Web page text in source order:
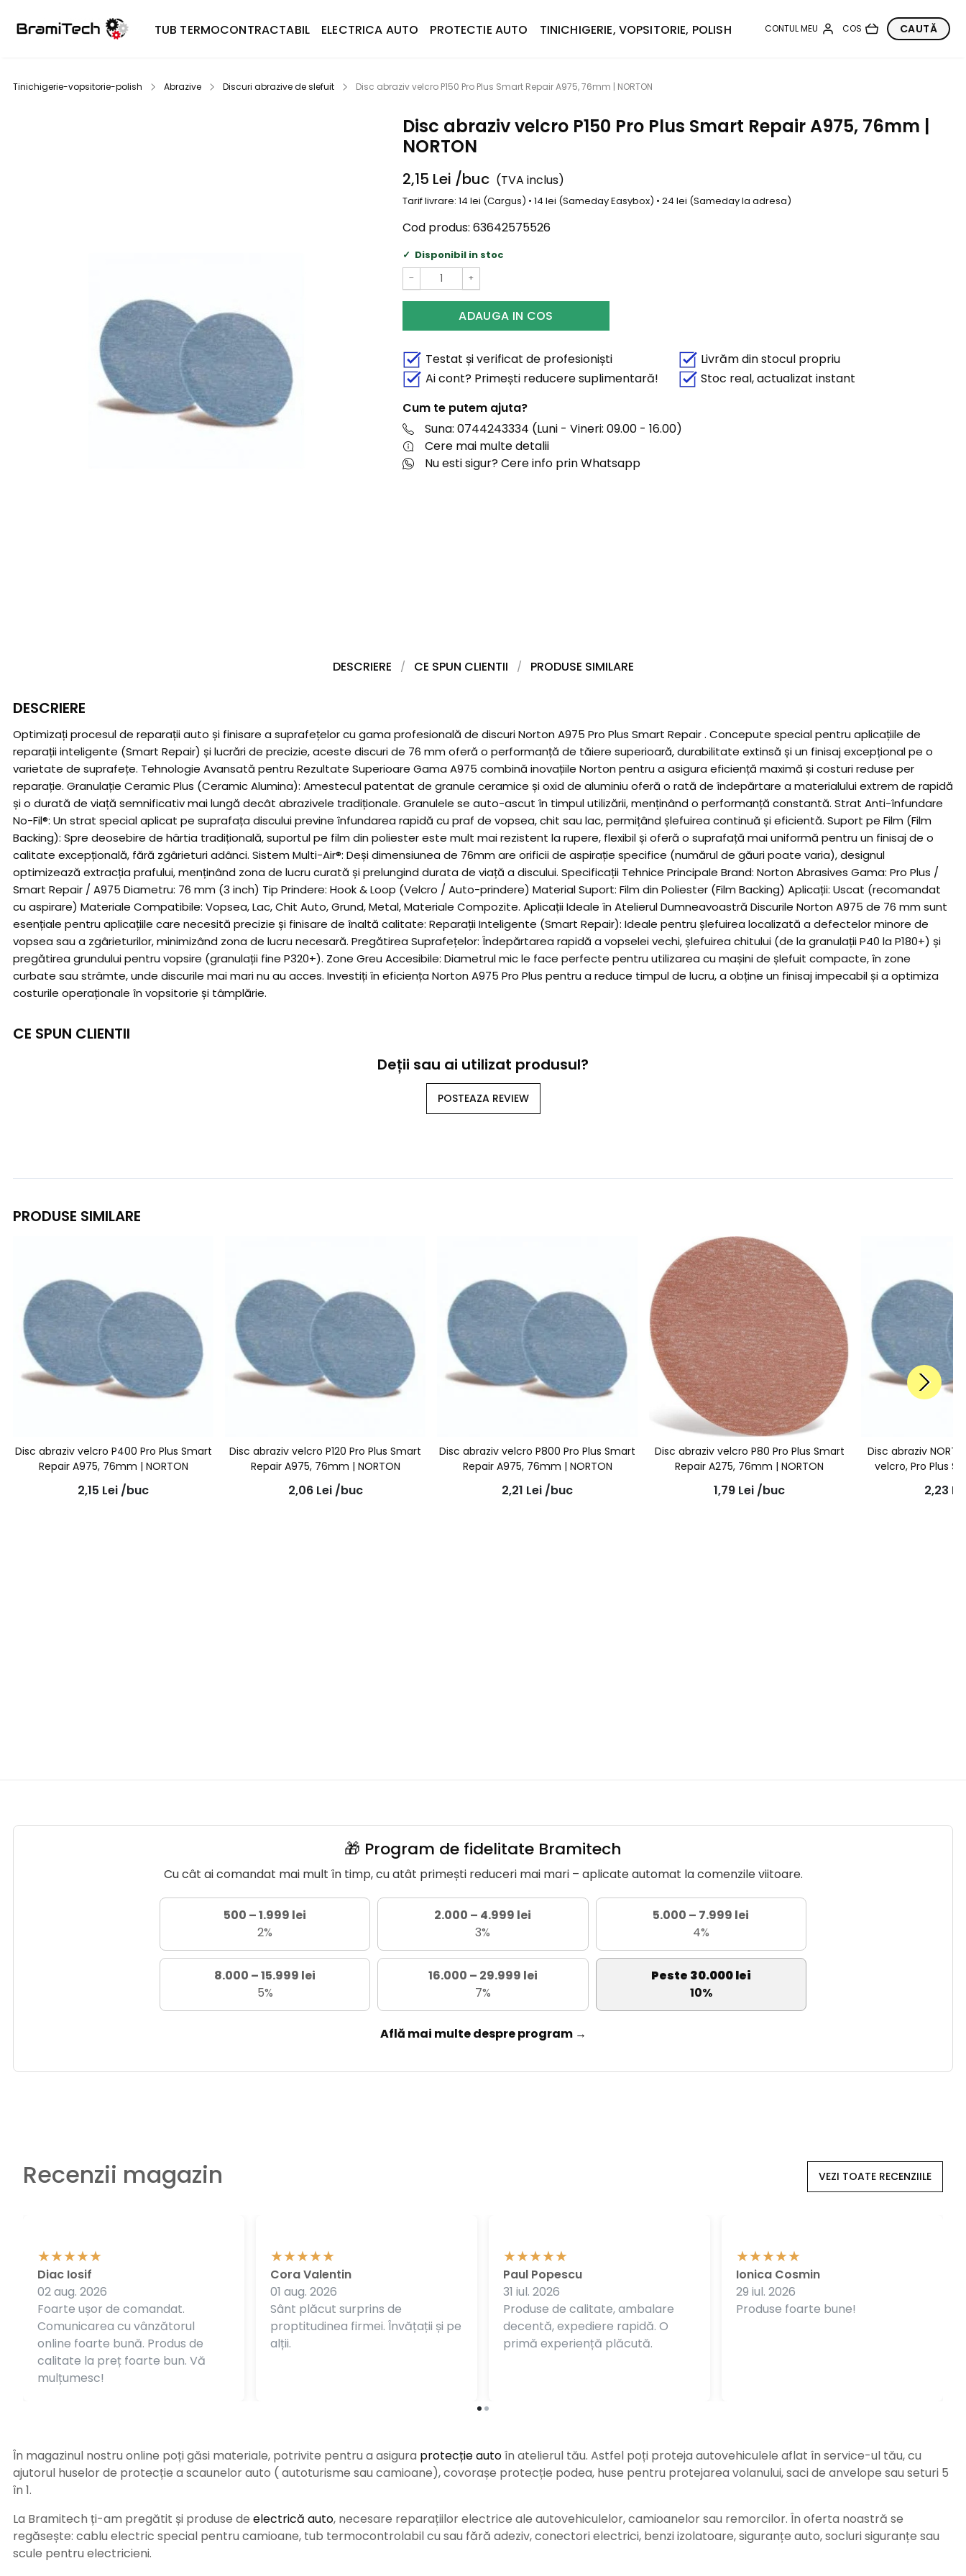
TUB TERMOCONTRACTABIL ELECTRICA AUTO PROTECTIE AUTO TINICHIGERIE, VOPSITORIE, POLISH
Tinichigerie-vopsitorie-polish Abrazive Discuri abrazive de slefuit Disc abraziv velcro P150 Pro Plus Smart Repair A975, 76mm | NORTON
Disc abraziv velcro P150 Pro Plus Smart Repair A975, 76mm |
NORTON
2,15 Lei /buc (TVA inclus)
Tarif livrare: 14 lei (Cargus) • 14 lei (Sameday Easybox) • 24 lei (Sameday la adresa)
Cod produs: 63642575526
Disponibil in stoc
− +
ADAUGA IN COS
Testat și verificat de profesioniști
Livrăm din stocul propriu
Ai cont? Primești reducere suplimentară!
Stoc real, actualizat instant
Cum te putem ajuta?
Suna: 0744243334 (Luni - Vineri: 09.00 - 16.00)
Cere mai multe detalii
Nu esti sigur? Cere info prin Whatsapp
DESCRIERE CE SPUN CLIENTII PRODUSE SIMILARE
DESCRIERE
Optimizați procesul de reparații auto și finisare a suprafețelor cu gama profesională de discuri Norton A975 Pro Plus Smart Repair . Concepute special pentru aplicațiile de
reparații inteligente (Smart Repair) și lucrări de precizie, aceste discuri de 76 mm oferă o performanță de tăiere superioară, durabilitate extinsă și un finisaj excepțional pe o
varietate de suprafețe. Tehnologie Avansată pentru Rezultate Superioare Gama A975 combină inovațiile Norton pentru a asigura eficiență maximă și costuri reduse per
reparație. Granulație Ceramic Plus (Ceramic Alumina): Amestecul patentat de granule ceramice și oxid de aluminiu oferă o rată de îndepărtare a materialului extrem de rapidă
și o durată de viață semnificativ mai lungă decât abrazivele tradiționale. Granulele se auto-ascut în timpul utilizării, menținând o performanță constantă. Strat Anti-înfundare
No-Fil®: Un strat special aplicat pe suprafața discului previne înfundarea rapidă cu praf de vopsea, chit sau lac, permițând șlefuirea continuă și eficientă. Suport pe Film (Film
Backing): Spre deosebire de hârtia tradițională, suportul pe film din poliester este mult mai rezistent la rupere, flexibil și oferă o suprafață mai uniformă pentru un finisaj de o
calitate excepțională, fără zgârieturi adânci. Sistem Multi-Air®: Deși dimensiunea de 76mm are orificii de aspirație specifice (numărul de găuri poate varia), designul
optimizează extracția prafului, menținând zona de lucru curată și prelungind durata de viață a discului. Specificații Tehnice Principale Brand: Norton Abrasives Gama: Pro Plus /
Smart Repair / A975 Diametru: 76 mm (3 inch) Tip Prindere: Hook & Loop (Velcro / Auto-prindere) Material Suport: Film din Poliester (Film Backing) Aplicații: Uscat (recomandat
cu aspirare) Materiale Compatibile: Vopsea, Lac, Chit Auto, Grund, Metal, Materiale Compozite. Aplicații Ideale în Atelierul Dumneavoastră Discurile Norton A975 de 76 mm sunt
esențiale pentru aplicațiile care necesită precizie și finisare de înaltă calitate: Reparații Inteligente (Smart Repair): Ideale pentru șlefuirea localizată a defectelor minore de
vopsea sau a zgârieturilor, minimizând zona de lucru necesară. Pregătirea Suprafețelor: Îndepărtarea rapidă a vopselei vechi, șlefuirea chitului (de la granulații P40 la P180+) și
pregătirea grundului pentru vopsire (granulații fine P320+). Zone Greu Accesibile: Diametrul mic le face perfecte pentru utilizarea cu mașini de șlefuit compacte, în zone
curbate sau strâmte, unde discurile mai mari nu au acces. Investiți în eficiența Norton A975 Pro Plus pentru a reduce timpul de lucru, a obține un finisaj impecabil și a optimiza
costurile operaționale în vopsitorie și tâmplărie.
CE SPUN CLIENTII
Deții sau ai utilizat produsul?
POSTEAZA REVIEW
PRODUSE SIMILARE
Disc abraziv velcro P400 Pro Plus Smart
Repair A975, 76mm | NORTON
2,15 Lei /buc
Disc abraziv velcro P120 Pro Plus Smart
Repair A975, 76mm | NORTON
2,06 Lei /buc
Disc abraziv velcro P800 Pro Plus Smart
Repair A975, 76mm | NORTON
2,21 Lei /buc
Disc abraziv velcro P80 Pro Plus Smart
Repair A275, 76mm | NORTON
1,79 Lei /buc
Disc abraziv
velcro, Pro Plus
2,23
🎁 Program de fidelitate Bramitech
Cu cât ai comandat mai mult în timp, cu atât primești reduceri mai mari – aplicate automat la comenzile viitoare.
500 – 1.999 lei
2%
2.000 – 4.999 lei
3%
5.000 – 7.999 lei
4%
8.000 – 15.999 lei
5%
16.000 – 29.999 lei
7%
Peste 30.000 lei
10%
Află mai multe despre program →
Recenzii magazin VEZI TOATE RECENZIILE
Foarte ușor de comandat.
Comunicarea cu vânzătorul
online foarte bună. Produs de
calitate la preț foarte bun. Vă
mulțumesc!
Diac Iosif
02 aug. 2026
Sânt plăcut surprins de
proptitudinea firmei. Învățații și pe
alții.
Cora Valentin
01 aug. 2026
Produse de calitate, ambalare
decentă, expediere rapidă. O
primă experiență plăcută.
Paul Popescu
31 iul. 2026
Produse foarte bune!
Ionica Cosmin
29 iul. 2026
În magazinul nostru online poți găsi materiale, potrivite pentru a asigura protecție autoîn atelierul tău. Astfel poți proteja autovehiculele aflat în service-ul tău, cu
ajutorul huselor de protecție a scaunelor auto ( autoturisme sau camioane), covorașe protecție podea, huse pentru protejarea volanului, saci de anvelope sau seturi 5
în 1.
La Bramitech ți-am pregătit și produse de electrică auto, necesare reparațiilor electrice ale autovehiculelor, camioanelor sau remorcilor. În oferta noastră se
regăsește: cablu electric special pentru camioane, tub termocontrolabil cu sau fără adeziv, conectori electrici, benzi izolatoare, siguranțe auto, socluri siguranțe sau
scule pentru electricieni.